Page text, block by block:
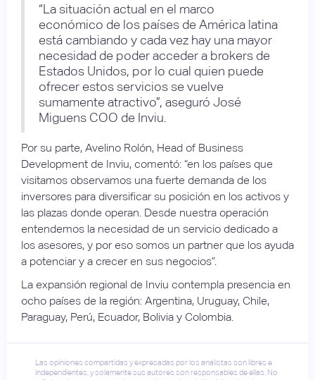
“La situación actual en el marco
económico de los países de América latina
está cambiando y cada vez hay una mayor
necesidad de poder acceder a brokers de
Estados Unidos, por lo cual quien puede
ofrecer estos servicios se vuelve
sumamente atractivo”, aseguró José
Miguens COO de Inviu.
Por su parte, Avelino Rolón, Head of Business
Development de Inviu, comentó: “en los países que
visitamos observamos una fuerte demanda de los
inversores para diversificar su posición en los activos y
las plazas donde operan. Desde nuestra operación
entendemos la necesidad de un servicio dedicado a
los asesores, y por eso somos un partner que los ayuda
a potenciar y a crecer en sus negocios”.
La expansión regional de Inviu contempla presencia en
ocho países de la región: Argentina, Uruguay, Chile,
Paraguay, Perú, Ecuador, Bolivia y Colombia.
Las opiniones compartidas y expresadas por los analistas son libres e
independientes, y solamente sus autores son responsables de ellas. No